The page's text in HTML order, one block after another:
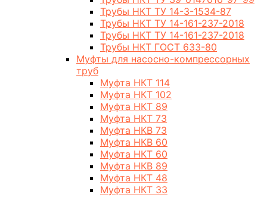
Трубы НКТ ТУ 14-3-1534-87
Трубы НКТ ТУ 14-161-237-2018
Трубы НКТ ТУ 14-161-237-2018
Трубы НКТ ГОСТ 633-80
Муфты для насосно-компрессорных
труб
Муфта НКТ 114
Муфта НКТ 102
Муфта НКТ 89
Муфта НКТ 73
Муфта НКВ 73
Муфта НКВ 60
Муфта НКТ 60
Муфта НКВ 89
Муфта НКТ 48
Муфта НКТ 33